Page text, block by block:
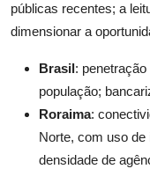
públicas recentes; a
dimensionar a
Brasil:
população;
Roraima:
Norte, com uso
densidade de